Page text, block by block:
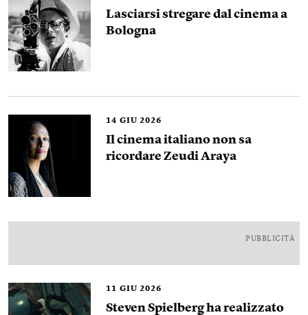
Lasciarsi stregare dal cinema a
Bologna
14 GIU 2026
Il cinema italiano non sa
ricordare Zeudi Araya
PUBBLICITÀ
11 GIU 2026
Steven Spielberg ha realizzato